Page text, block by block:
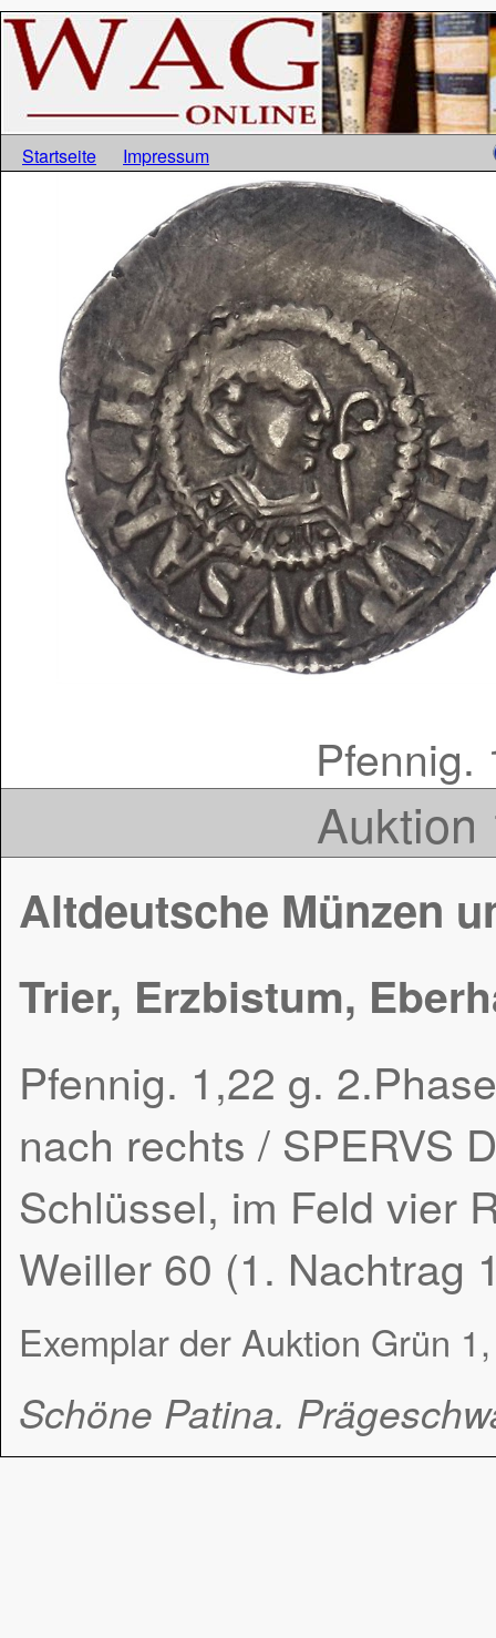
Startseite Impressum
Pfennig.
Altdeutsche Münzen
Trier, Erzbistum,
Pfennig. 1,22 g.
nach rechts / SPERVS
Schlüssel, im Feld vier
Weiller 60 (1. Nachtrag
Exemplar der Auktion Grün
Schöne Patina.